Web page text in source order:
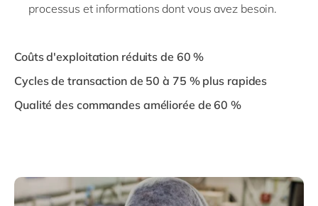
processus et informations dont vous avez besoin.
Coûts d'exploitation réduits de 60 %
Cycles de transaction de 50 à 75 % plus rapides
Qualité des commandes améliorée de 60 %